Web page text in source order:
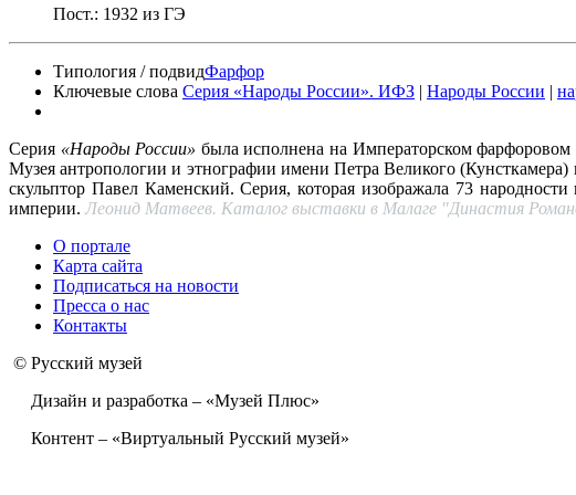
Пост.: 1932 из ГЭ
Типология / подвидФарфор
Ключевые слова Серия «Народы России». ИФЗ | Народы России |
Серия «Народы России» была исполнена на Императорском
Музея антропологии и этнографии имени Петра Великого
скульптор Павел Каменский. Серия, которая изображала 73
империи. Леонид Матвеев. Каталог выставки в Малаге "Династия
О портале
Карта сайта
Подписаться на новости
Пресса о нас
Контакты
© Русский музей
Дизайн и разработка – «Музей Плюс»
Контент – «Виртуальный Русский музей»